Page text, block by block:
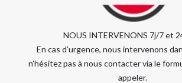
NOUS INTERVENONS 7j/7 et
En cas d’urgence, nous intervenons
n’hésitez pas à nous contacter via le
appeler.